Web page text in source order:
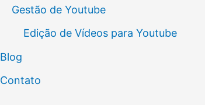
Gestão de Youtube
Edição de Vídeos para Youtube
Blog
Contato